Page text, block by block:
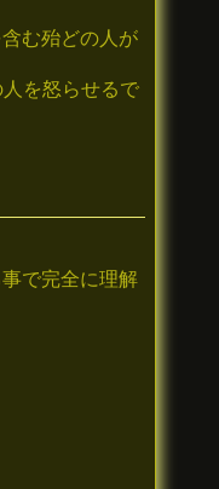
む殆どの人が
を怒らせるで
で完全に理解